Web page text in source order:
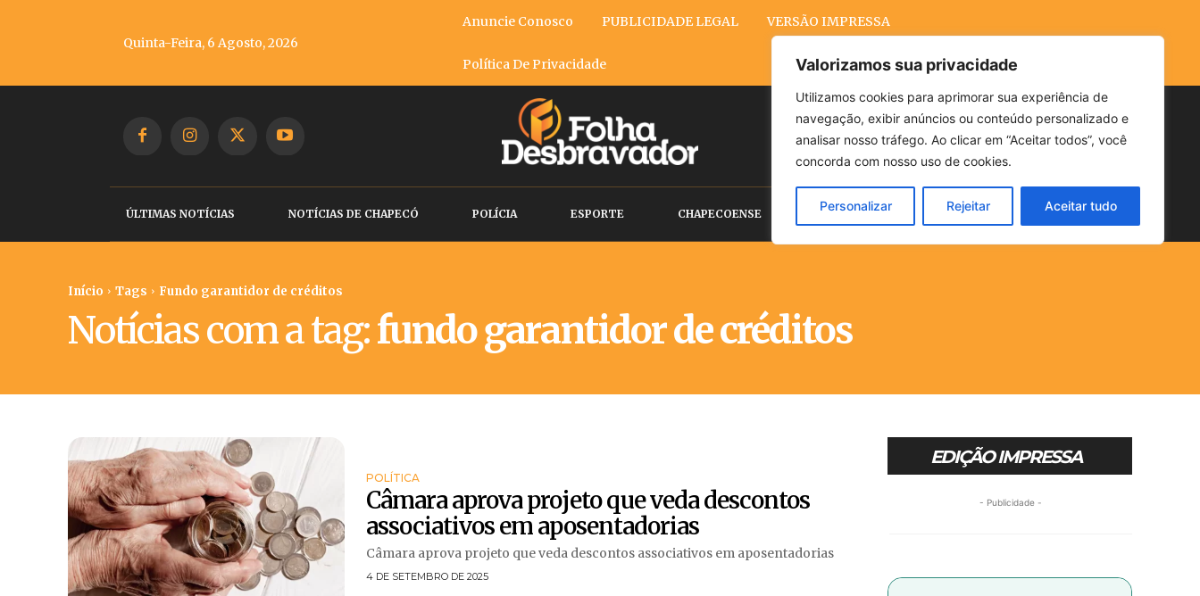
Valorizamos sua privacidade
Utilizamos cookies para aprimorar sua experiência de
navegação, exibir anúncios ou conteúdo personalizado e
analisar nosso tráfego. Ao clicar em “Aceitar todos”, você
concorda com nosso uso de cookies.
Personalizar Rejeitar Aceitar tudo
Quinta-Feira, 6 Agosto, 2026
Anuncie Conosco PUBLICIDADE LEGAL VERSÃO IMPRESSA
Política De Privacidade
Buscar
ÚLTIMAS NOTÍCIAS NOTÍCIAS DE CHAPECÓ POLÍCIA ESPORTE CHAPECOENSE POLÍTICA CLIMA ECONOMIA
Início Tags Fundo garantidor de créditos
Notícias com a tag:fundo garantidor de créditos
POLÍTICA
Câmara aprova projeto que veda descontos
associativos em aposentadorias
Câmara aprova projeto que veda descontos associativos em aposentadorias
4 DE SETEMBRO DE 2025
EDIÇÃO IMPRESSA
- Publicidade -